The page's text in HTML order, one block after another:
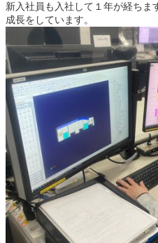
新入社員も入社して１年が経ちま
成長をしています。